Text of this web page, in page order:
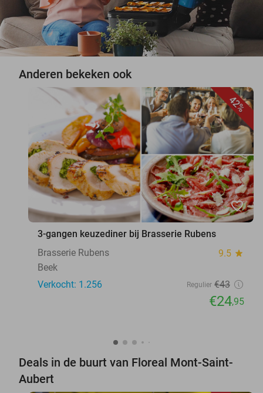
Anderen bekeken ook
42%
favorite_border
3-gangen keuzediner bij Brasserie Rubens
Brasserie Rubens
9.5 star
Beek
Verkocht: 1.256
Regulier €43
€24,95
Deals in de buurt van Floreal Mont-Saint-
Aubert